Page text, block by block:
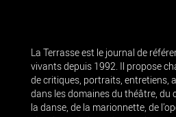
La Terrasse est le journal de
vivants depuis 1992. Il propose
de critiques, portraits, entretiens,
dans les domaines du théâtre, du
la danse, de la marionnette, de